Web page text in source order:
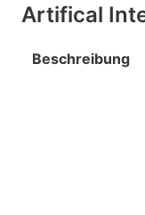
Artifical
Beschreibung